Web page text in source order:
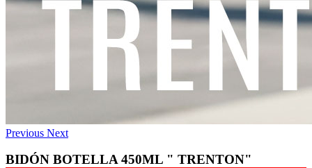
Previous Next
BIDÓN BOTELLA 450ML " TRENTON"